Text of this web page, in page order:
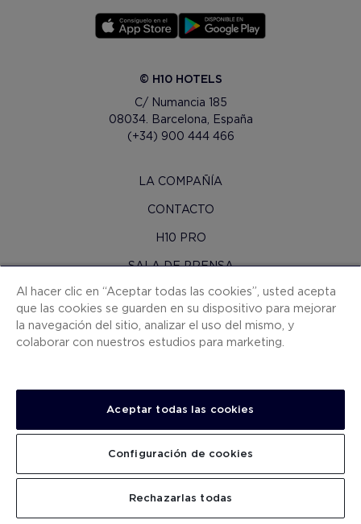
BUSCAR
© H10 HOTELS
C/ Numancia 185
08034. Barcelona, España
(+34) 900 444 466
LA COMPAÑÍA
CONTACTO
H10 PRO
SALA DE PRENSA
MAPA WEB
CONDICIONES CONTRATACIÓN
COOKIES
NOTA LEGAL
CANAL DE DENUNCIAS
TRABAJA CON NOSOTROS
.
Al hacer clic en “Aceptar todas las cookies”, usted acepta
que las cookies se guarden en su dispositivo para mejorar
la navegación del sitio, analizar el uso del mismo, y
colaborar con nuestros estudios para marketing.
Aceptar todas las cookies
Rechazarlas todas
Configuración de cookies